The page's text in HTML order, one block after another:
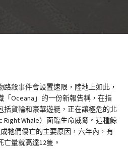
殺事件會設置速限，陸地上如此，
Oceana」的一份新報告稱，在指
括貨輪和豪華遊艇，正在讓極危的北
Right Whale）面臨生命威脅。這種鯨
牠們傷亡的主要原因，六年內，有
量就高達12隻。